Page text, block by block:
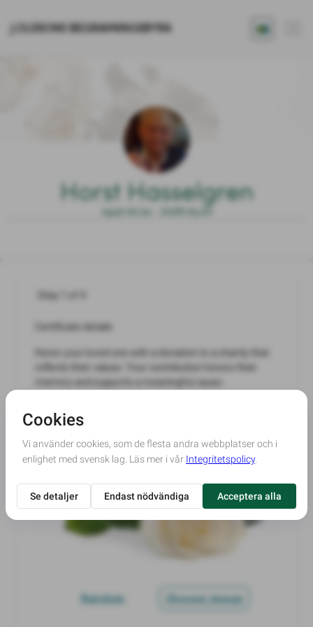
J.OLSSONS BEGRAVNINGSBYRÅ
Horst Hasselgren
1942.02.24 - 2026.05.20